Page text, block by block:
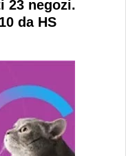
23 negozi.
da HS